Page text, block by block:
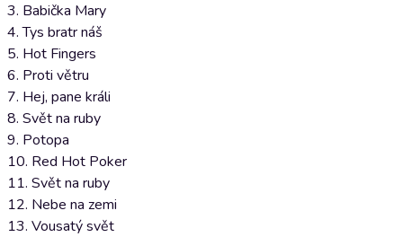
3. Babička Mary
4. Tys bratr náš
5. Hot Fingers
6. Proti větru
7. Hej, pane králi
8. Svět na ruby
9. Potopa
10. Red Hot Poker
11. Svět na ruby
12. Nebe na zemi
13. Vousatý svět